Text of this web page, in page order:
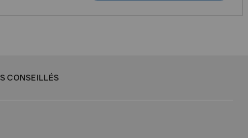
CONSEILLÉS